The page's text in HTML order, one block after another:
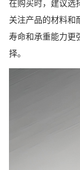
在购买时，建议选
关注产品的材料和
寿命和承重能力更
择。